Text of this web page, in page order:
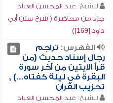
للشيخ: عبد المحسن العباد
جزء من محاضرة ( شرح سنن أبي
داود [169])
الفهرس: تراجم
رجال إسناد حديث (من
قرأ الآيتين من آخر سورة
البقرة في ليلة كفتاه...) ,
تحزيب القرآن
للشيخ: عبد المحسن العباد